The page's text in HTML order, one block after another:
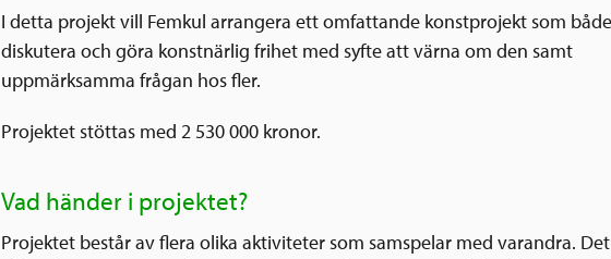
I detta projekt vill Femkul arrangera ett omfattande konstprojekt som
diskutera och göra konstnärlig frihet med syfte att värna om den samt
uppmärksamma frågan hos fler.
Projektet stöttas med 2 530 000 kronor.
Vad händer i projektet?
Projektet består av flera olika aktiviteter som samspelar med varandra.